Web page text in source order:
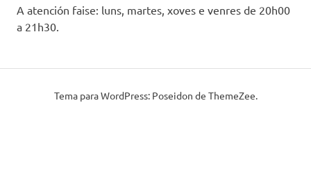
A atención faise: luns, martes, xoves e venres de 20h00
a 21h30.
Tema para WordPress: Poseidon de ThemeZee.